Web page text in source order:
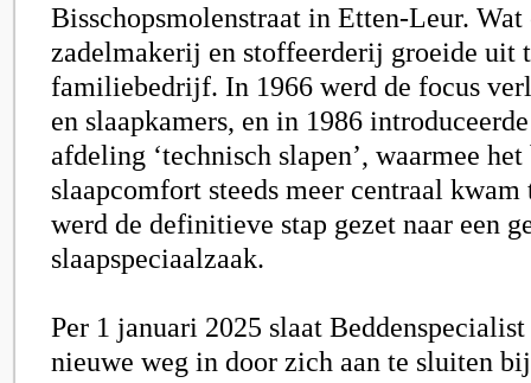
Bisschopsmolenstraat in Etten-Leur. Wat
zadelmakerij en stoffeerderij groeide uit
familiebedrijf. In 1966 werd de focus
en slaapkamers, en in 1986
afdeling ‘technisch slapen’, waarmee
slaapcomfort steeds meer centraal kwam
werd de definitieve stap gezet naar een
slaapspeciaalzaak.
Per 1 januari 2025 slaat Beddenspecialist
nieuwe weg in door zich aan te sluiten